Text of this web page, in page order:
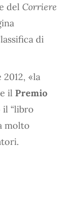
del Corriere
di
«la
il Premio
il “libro
molto